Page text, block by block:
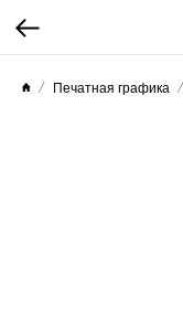
Печатная графика